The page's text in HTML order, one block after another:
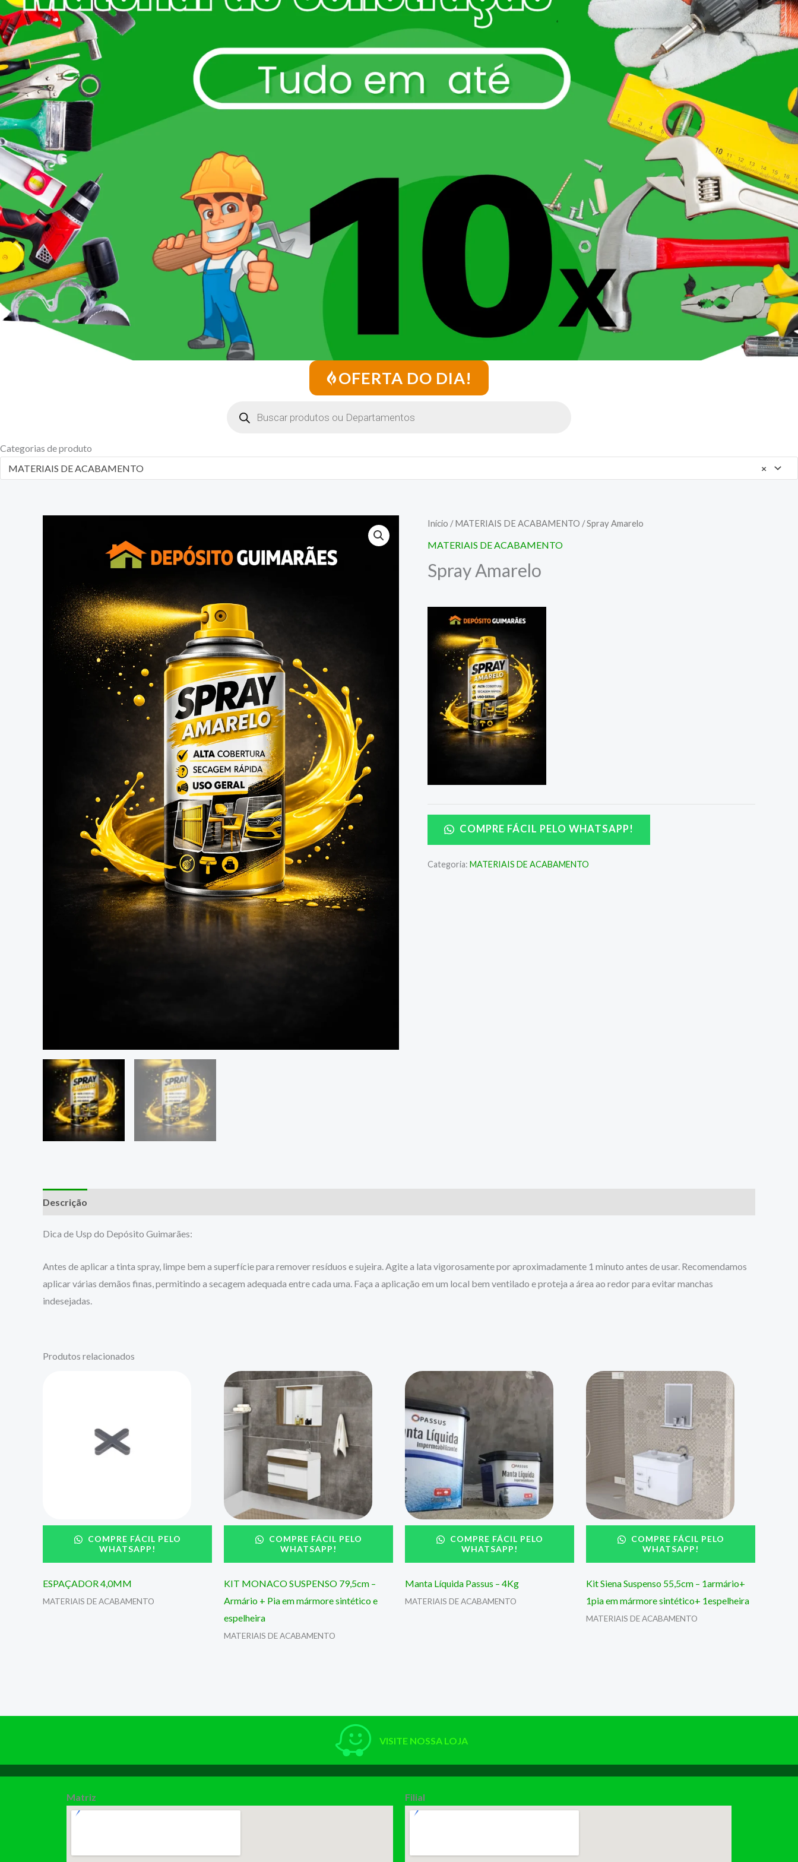
OFERTA DO DIA!
Categorias de produto
×
MATERIAIS DE ACABAMENTO
Início /MATERIAIS DE ACABAMENTO / Spray Amarelo
MATERIAIS DE ACABAMENTO
Spray Amarelo
COMPRE FÁCIL PELO WHATSAPP!
Categoria: MATERIAIS DE ACABAMENTO
Descrição
Dica de Usp do Depósito Guimarães:
Antes de aplicar a tinta spray, limpe bem a superfície para remover resíduos e sujeira. Agite a lata vigorosamente por aproximadamente 1 minuto antes de usar. Recomendamos
aplicar várias demãos finas, permitindo a secagem adequada entre cada uma. Faça a aplicação em um local bem ventilado e proteja a área ao redor para evitar manchas
indesejadas.
Produtos relacionados
COMPRE FÁCIL PELO
WHATSAPP!
ESPAÇADOR 4,0MM
MATERIAIS DE ACABAMENTO
COMPRE FÁCIL PELO
WHATSAPP!
KIT MONACO SUSPENSO 79,5cm –
Armário + Pia em mármore sintético e
espelheira
MATERIAIS DE ACABAMENTO
COMPRE FÁCIL PELO
WHATSAPP!
Manta Líquida Passus – 4Kg
MATERIAIS DE ACABAMENTO
COMPRE FÁCIL PELO
WHATSAPP!
Kit Siena Suspenso 55,5cm – 1armário+
1pia em mármore sintético+ 1espelheira
MATERIAIS DE ACABAMENTO
VISITE NOSSA LOJA
Matriz Filial